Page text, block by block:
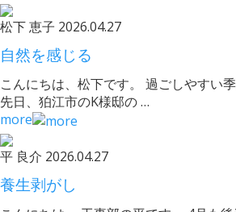
松下 恵子 2026.04.27
自然を感じる
こんにちは、松下です。 過ごしやすい
先日、狛江市のK様邸の …
more
平 良介 2026.04.27
養生剥がし